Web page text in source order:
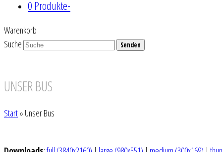
0 Produkte-
Warenkorb
Suche
Senden
UNSER BUS
Start» Unser Bus